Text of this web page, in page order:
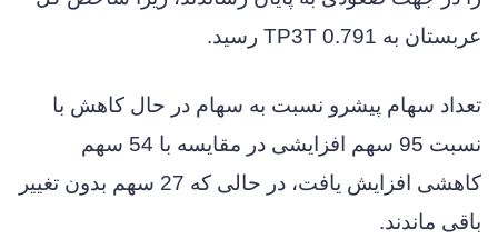
عربستان به 0.791 TP3T رسید.
تعداد سهام پیشرو نسبت به سهام در حال کاهش با
نسبت 95 سهم افزایشی در مقایسه با 54 سهم
کاهشی افزایش یافت، در حالی که 27 سهم بدون تغییر
باقی ماندند.